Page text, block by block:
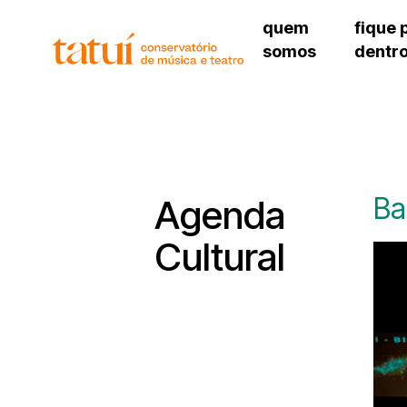
quem
somos
fique
Agenda
Cultural